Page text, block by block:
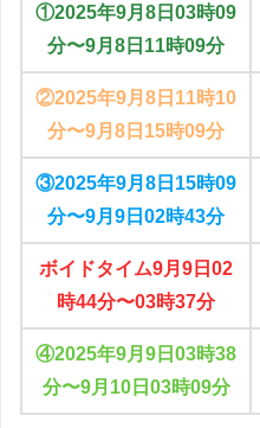
①2025年9月8日03時09
分〜9月8日11時09分
②2025年9月8日11時10
分〜9月8日15時09分
③2025年9月8日15時09
分〜9月9日02時43分
ボイドタイム9月9日02
時44分〜03時37分
④2025年9月9日03時38
分〜9月10日03時09分